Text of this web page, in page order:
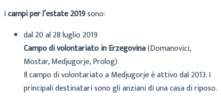
Icampi per l’estate 2019sono:
dal 20 al 28 luglio 2019
Campo di volontariato in Erzegovina(Domanovici,
Mostar, Medjugorje, Prolog)
Il campo di volontariato a Medjugorje è attivo dal 2013. I
principali destinatari sono gli anziani di una casa di riposo.